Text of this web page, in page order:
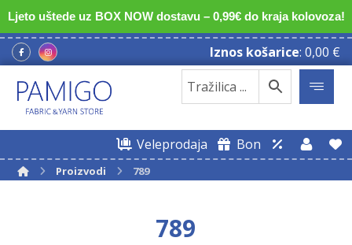
Ljeto uštede uz BOX NOW dostavu – 0,99€ do kraja kolovoza!
Iznos košarice: 0,00 €
Veleprodaja Bon
Proizvodi 789
789